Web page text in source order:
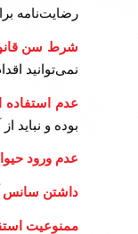
رضایت‌نامه
شرط سن
نمی‌توانید
عدم استفاده
بوده و نباید
عدم ورود
داشتن سانس
ممنوعیت